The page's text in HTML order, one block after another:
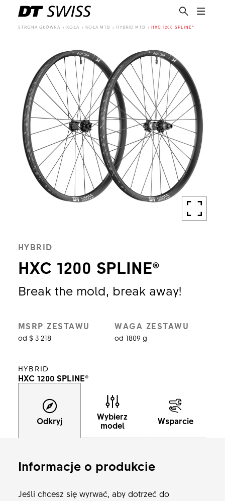
STRONA GŁÓWNA KOŁA KOŁA MTB HYBRID MTB HXC 1200 SPLINE®
HYBRID
HXC 1200 SPLINE®
Break the mold, break away!
MSRP ZESTAWU
od $ 3 218
WAGA ZESTAWU
od 1809 g
HYBRID
HXC 1200 SPLINE®
Odkryj
Wybierz
model
Wsparcie
Informacje o produkcie
Jeśli chcesz się wyrwać, aby dotrzeć do